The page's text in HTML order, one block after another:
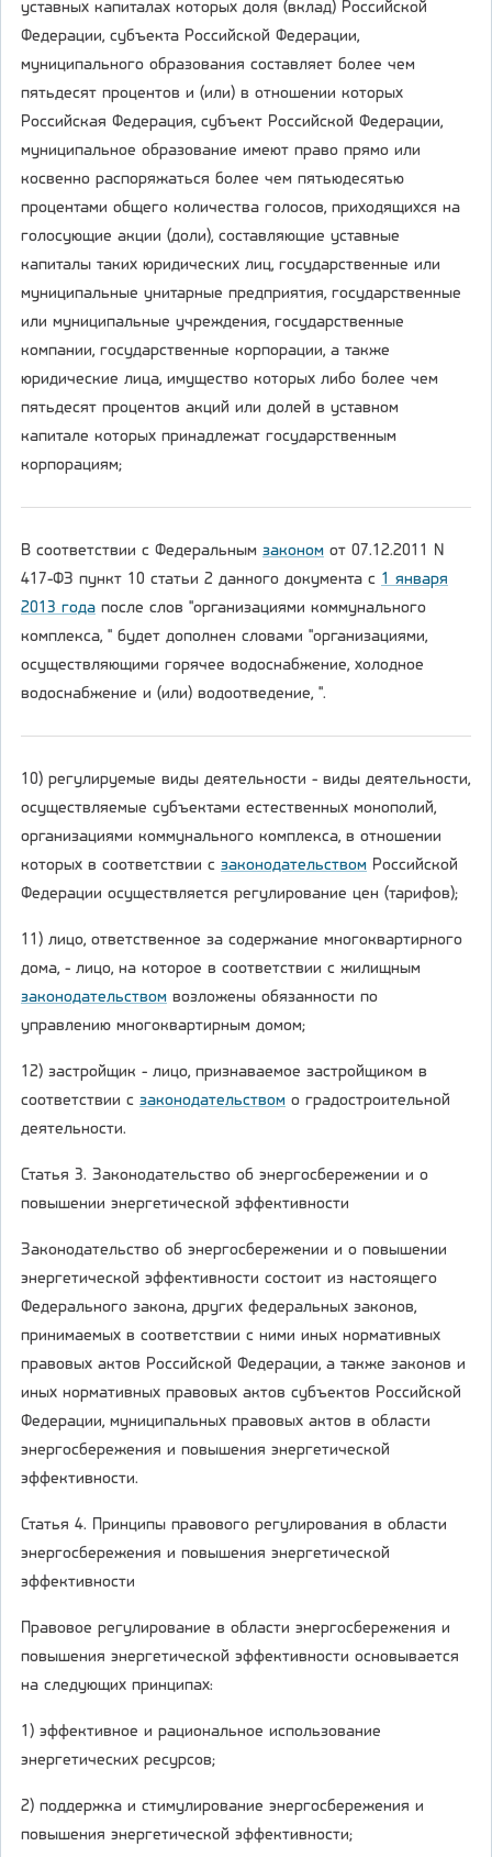
уставных капиталах которых доля (вклад) Российской
Федерации, субъекта Российской Федерации,
муниципального образования составляет более чем
пятьдесят процентов и (или) в отношении которых
Российская Федерация, субъект Российской Федерации,
муниципальное образование имеют право прямо или
косвенно распоряжаться более чем пятьюдесятью
процентами общего количества голосов, приходящихся на
голосующие акции (доли), составляющие уставные
капиталы таких юридических лиц, государственные или
муниципальные унитарные предприятия, государственные
или муниципальные учреждения, государственные
компании, государственные корпорации, а также
юридические лица, имущество которых либо более чем
пятьдесят процентов акций или долей в уставном
капитале которых принадлежат государственным
корпорациям;
В соответствии с Федеральным законом от 07.12.2011 N
417-ФЗ пункт 10 статьи 2 данного документа с 1 января
2013 года после слов "организациями коммунального
комплекса, " будет дополнен словами "организациями,
осуществляющими горячее водоснабжение, холодное
водоснабжение и (или) водоотведение, ".
10) регулируемые виды деятельности - виды деятельности,
осуществляемые субъектами естественных монополий,
организациями коммунального комплекса, в отношении
которых в соответствии с законодательством Российской
Федерации осуществляется регулирование цен (тарифов);
11) лицо, ответственное за содержание многоквартирного
дома, - лицо, на которое в соответствии с жилищным
законодательством возложены обязанности по
управлению многоквартирным домом;
12) застройщик - лицо, признаваемое застройщиком в
соответствии с законодательством о градостроительной
деятельности.
Статья 3. Законодательство об энергосбережении и о
повышении энергетической эффективности
Законодательство об энергосбережении и о повышении
энергетической эффективности состоит из настоящего
Федерального закона, других федеральных законов,
принимаемых в соответствии с ними иных нормативных
правовых актов Российской Федерации, а также законов и
иных нормативных правовых актов субъектов Российской
Федерации, муниципальных правовых актов в области
энергосбережения и повышения энергетической
эффективности.
Статья 4. Принципы правового регулирования в области
энергосбережения и повышения энергетической
эффективности
Правовое регулирование в области энергосбережения и
повышения энергетической эффективности основывается
на следующих принципах:
1) эффективное и рациональное использование
энергетических ресурсов;
2) поддержка и стимулирование энергосбережения и
повышения энергетической эффективности;